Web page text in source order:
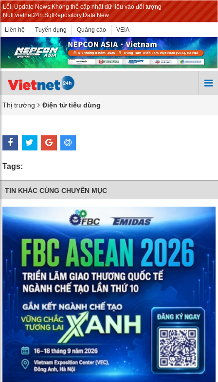
Lỗi: Update News:Không thể cập nhật dữ liệu vào đối tượng
Null:vietnet24h.SqlRepository.Data.New
Liên hệ Tuyển dụng Quảng cáo VEIA
Thị trường Điện tử tiêu dùng
Tags:
TIN KHÁC CÙNG CHUYÊN MỤC